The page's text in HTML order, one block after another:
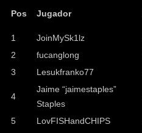
Pos Jugador
1
JoinMySk1lz
2
fucanglong
3
Lesukfranko77
4
Jaime “jaimestaples”
Staples
5 LovFISHandCHIPS